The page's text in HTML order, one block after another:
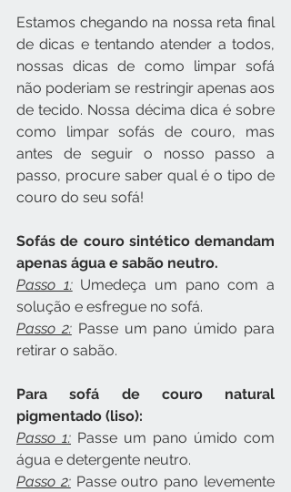
Estamos chegando na nossa reta final
de dicas e tentando atender a todos,
nossas dicas de como limpar sofá
não poderiam se restringir apenas aos
de tecido. Nossa décima dica é sobre
como limpar sofás de couro, mas
antes de seguir o nosso passo a
passo, procure saber qual é o tipo de
couro do seu sofá!
Sofás de couro sintético demandam
apenas água e sabão neutro.
Passo 1: Umedeça um pano com a
solução e esfregue no sofá.
Passo 2: Passe um pano úmido para
retirar o sabão.
Para sofá de couro natural
pigmentado (liso):
Passo 1: Passe um pano úmido com
água e detergente neutro.
Passo 2: Passe outro pano levemente